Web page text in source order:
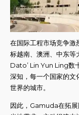
在国际工程市场竞争激
标越南、澳洲、中东等
Dato’ Lin Yun Ling数
深知，每一个国家的文
世界的城市。
因此，Gamuda在拓展